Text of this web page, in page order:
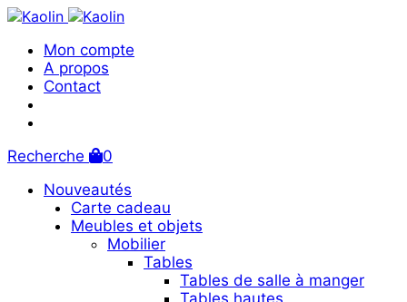
Mon compte
A propos
Contact
Recherche
0
Nouveautés
Carte cadeau
Meubles et objets
Mobilier
Tables
Tables de salle à manger
Tables hautes